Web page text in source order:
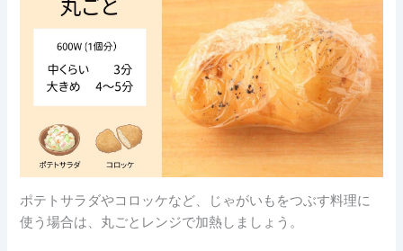
ポテトサラダやコロッケなど、じゃがいもをつぶす料理に
使う場合は、丸ごとレンジで加熱しましょう。